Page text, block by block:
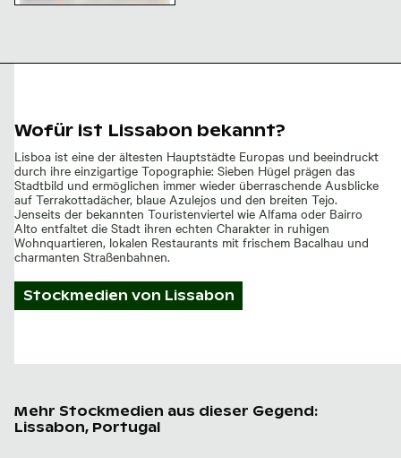
Wofür ist Lissabon bekannt?
Lisboa ist eine der ältesten Hauptstädte Europas und beeindruckt
durch ihre einzigartige Topographie: Sieben Hügel prägen das
Stadtbild und ermöglichen immer wieder überraschende Ausblicke
auf Terrakottadächer, blaue Azulejos und den breiten Tejo.
Jenseits der bekannten Touristenviertel wie Alfama oder Bairro
Alto entfaltet die Stadt ihren echten Charakter in ruhigen
Wohnquartieren, lokalen Restaurants mit frischem Bacalhau und
charmanten Straßenbahnen.
Stockmedien von Lissabon
Mehr Stockmedien aus dieser Gegend:
Lissabon, Portugal